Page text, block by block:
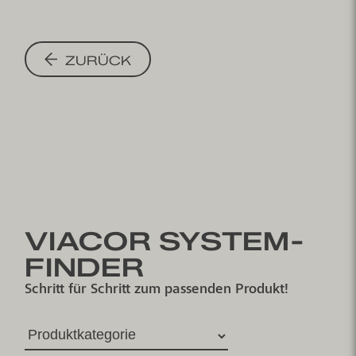
7 und DIN EN 14224
(Wasserdichtheit), Klasse OS 10
ZURÜCK
VIACOR SYSTEM-
FINDER
Schritt für Schritt zum passenden Produkt!